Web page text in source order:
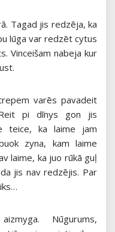
Tagad jis redzēja, ka
lūga var redzēt cytus
Vinceišam nabeja kur
varēs pavadeit
pi dīnys gon jis
teice, ka laime jam
zyna, kam laime
laime, ka juo rūkā guļ
jis nav redzējis. Par
Nūgurums,